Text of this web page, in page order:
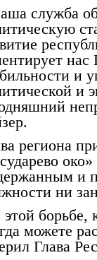
служба
и
и
региона
и
ни
борьбе,
можете
Глава